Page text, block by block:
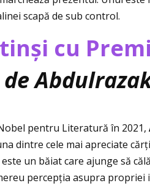
scapă de sub control.
cu
de
pentru Literatură în 2021,
dintre cele mai apreciate
un băiat care ajunge să
percepţia asupra propriei